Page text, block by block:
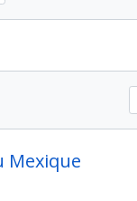
Mexique